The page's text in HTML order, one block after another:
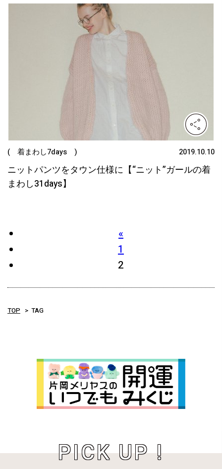
( 着まわし7days ) 2019.10.10
ニットパンツをタウン仕様に【“ニット”ガールの着
まわし31days】
«
1
2
TOP TAG
PICK UP !